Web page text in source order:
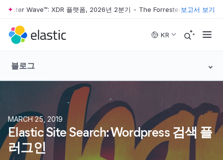
Skip to main content
Wave™: XDR 플랫폼, 2026년 2분기 • The Forrester Wave™: XDR
보고서 보기
KR
블로그
MARCH 25, 2019
Elastic Site Search: Wordpress 검색 플
러그인